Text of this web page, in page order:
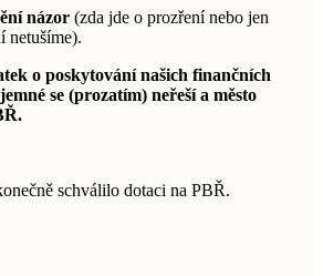
názor (zda jde o prozření nebo jen
netušíme).
o poskytování našich finančních
se (prozatím) neřeší a město
schválilo dotaci na PBŘ.